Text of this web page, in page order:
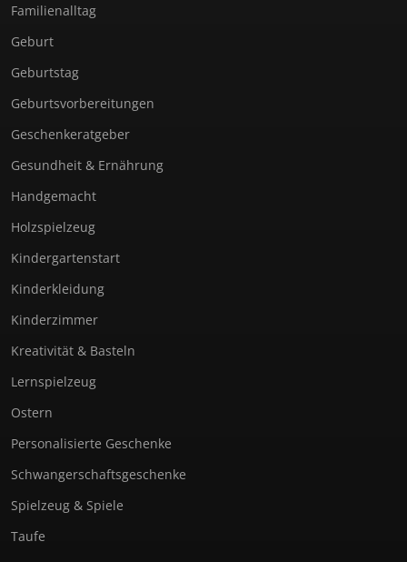
Familienalltag
Geburt
Geburtstag
Geburtsvorbereitungen
Geschenkeratgeber
Gesundheit & Ernährung
Handgemacht
Holzspielzeug
Kindergartenstart
Kinderkleidung
Kinderzimmer
Kreativität & Basteln
Lernspielzeug
Ostern
Personalisierte Geschenke
Schwangerschaftsgeschenke
Spielzeug & Spiele
Taufe